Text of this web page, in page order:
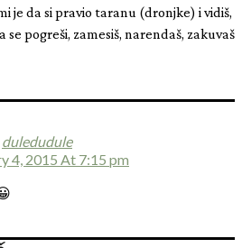
je da si pravio taranu (dronjke) i vidiš,
se pogreši, zamesiš, narendaš, zakuvaš
duledudule
4, 2015 At 7:15 pm